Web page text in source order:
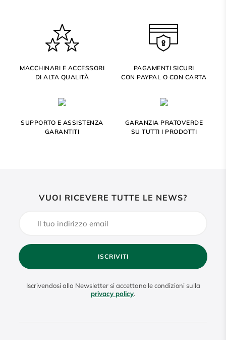
MACCHINARI E ACCESSORI
DI ALTA QUALITÀ
PAGAMENTI SICURI
CON PAYPAL O CON CARTA
SUPPORTO E ASSISTENZA
GARANTITI
GARANZIA PRATOVERDE
SU TUTTI I PRODOTTI
VUOI RICEVERE TUTTE LE NEWS?
ISCRIVITI
Iscrivendosi alla Newsletter si accettano le condizioni sulla
privacy policy.